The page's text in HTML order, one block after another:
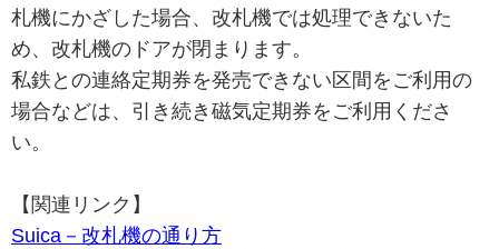
札機にかざした場合、改札機では処理できないた
め、改札機のドアが閉まります。
私鉄との連絡定期券を発売できない区間をご利用の
場合などは、引き続き磁気定期券をご利用くださ
い。
【関連リンク】
Suica－改札機の通り方